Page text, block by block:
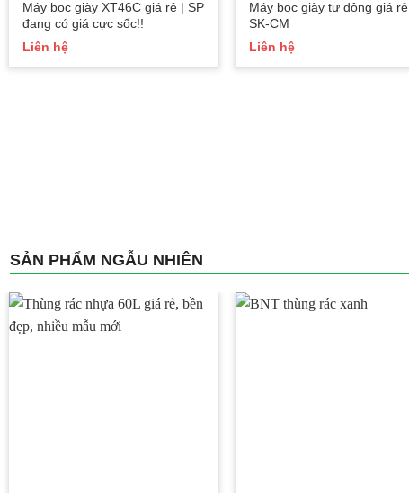
Máy bọc giày XT46C giá rẻ | SP
đang có giá cực sốc!!
Liên hệ
Máy bọc giày tự động giá rẻ
SK-CM
Liên hệ
SẢN PHẨM NGẪU NHIÊN